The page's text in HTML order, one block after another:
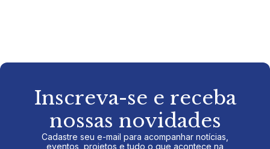
Inscreva-se e receba
nossas novidades
Cadastre seu e-mail para acompanhar notícias,
eventos, projetos e tudo o que acontece na